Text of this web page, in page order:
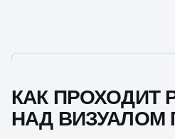
КАК ПРОХОДИТ